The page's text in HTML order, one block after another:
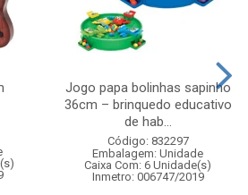
Jogo papa bolinhas sapinho
36cm – brinquedo educativo
de hab...
Código: 832297
Embalagem: Unidade
Caixa Com: 6 Unidade(s)
Inmetro: 006747/2019